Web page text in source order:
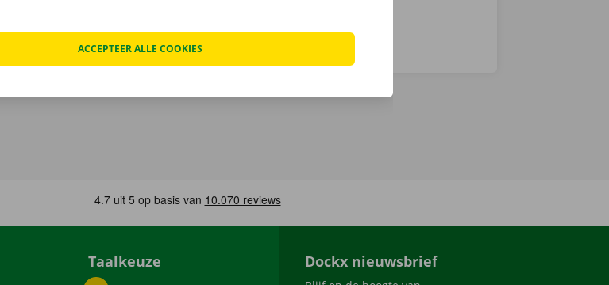
Taalkeuze Dockx nieuwsbrief
ACCEPTEER ALLE COOKIES